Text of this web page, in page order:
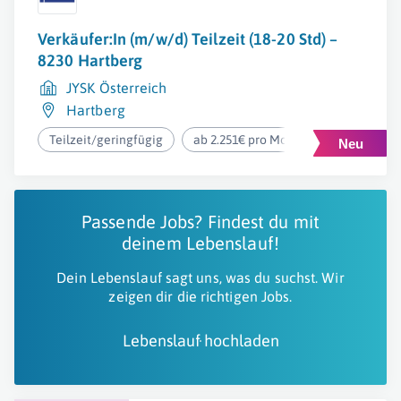
Verkäufer:In (m/w/d) Teilzeit (18-20 Std) –
8230 Hartberg
JYSK Österreich
Hartberg
Teilzeit/geringfügig ab 2.251€ pro Monat
Passende Jobs? Findest du mit
deinem Lebenslauf!
Dein Lebenslauf sagt uns, was du suchst. Wir
zeigen dir die richtigen Jobs.
Lebenslauf hochladen